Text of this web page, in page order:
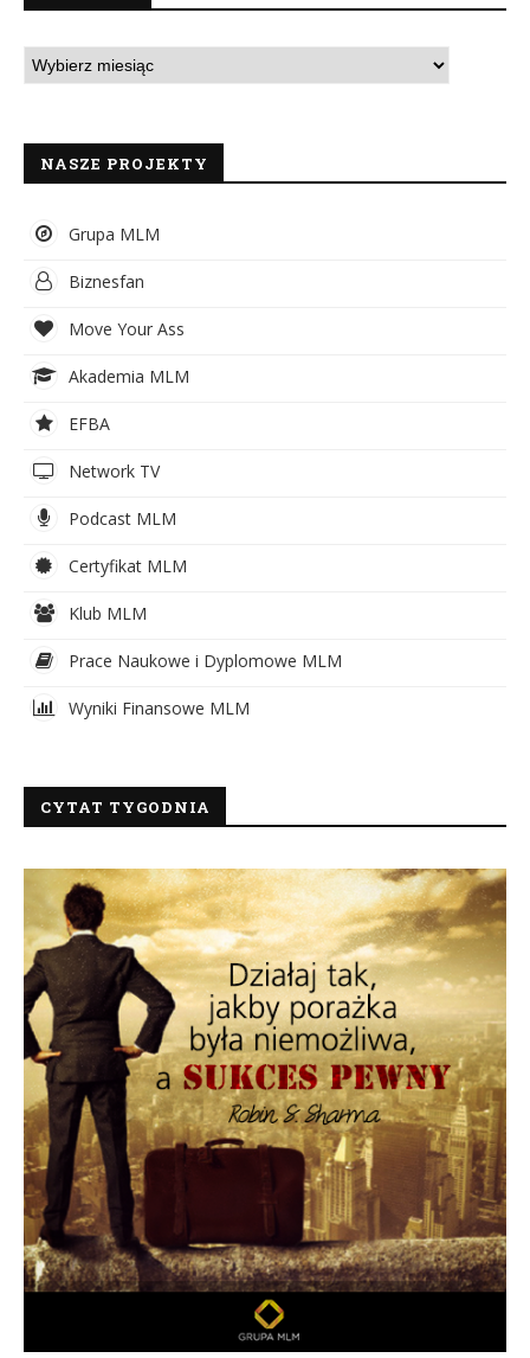
NASZE PROJEKTY
Grupa MLM
Biznesfan
Move Your Ass
Akademia MLM
EFBA
Network TV
Podcast MLM
Certyfikat MLM
Klub MLM
Prace Naukowe i Dyplomowe MLM
Wyniki Finansowe MLM
CYTAT TYGODNIA